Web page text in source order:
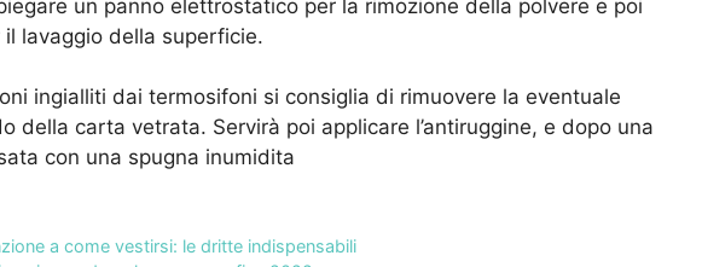
un panno elettrostatico per la rimozione della polvere e poi
lavaggio della superficie.
ingialliti dai termosifoni si consiglia di rimuovere la eventuale
della carta vetrata. Servirà poi applicare l’antiruggine, e dopo una
con una spugna inumidita
a come vestirsi: le dritte indispensabili